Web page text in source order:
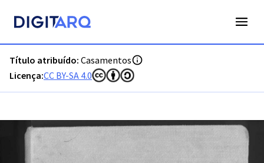
Título atribuído: Casamentos
Licença:CC BY-SA 4.0